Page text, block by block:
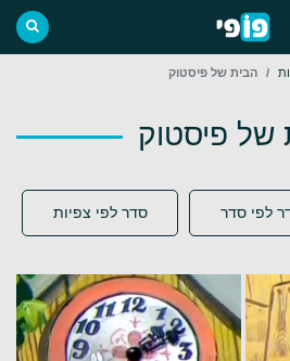
הבית של פיסטוק
של פיסטוק
לפי סדר סדר לפי צפיות